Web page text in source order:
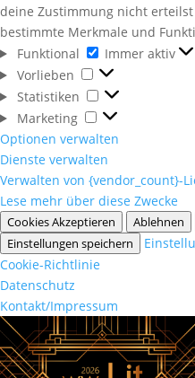
deine Zustimmung nicht
bestimmte Merkmale und
Funktional
Funktional
Immer aktiv
Vorlieben
Vorlieben
Statistiken
Statistiken
Marketing
Marketing
Optionen verwalten
Dienste verwalten
Verwalten von {vendor_count}-
Lese mehr über diese Zwecke
Cookies Akzeptieren Ablehnen
Einstellungen speichern
Cookie-Richtlinie
Datenschutz
Kontakt/Impressum